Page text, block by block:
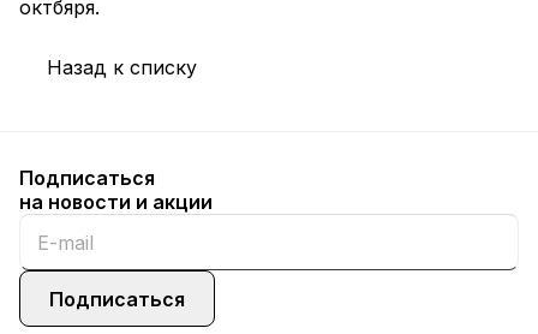
октбяря.
Назад к списку
Подписаться
на новости и акции
Подписаться